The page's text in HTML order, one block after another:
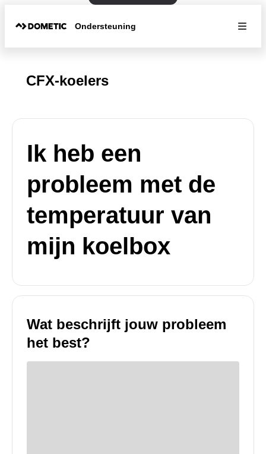
Ondersteuning
CFX-koelers
Ik heb een
probleem met de
temperatuur van
mijn koelbox
Wat beschrijft jouw probleem
het best?